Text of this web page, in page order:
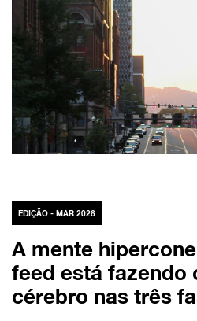
EDIÇÃO - MAR 2026
A mente
feed está fazendo
cérebro nas três